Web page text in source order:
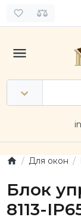
Для окон
Блок
8113-